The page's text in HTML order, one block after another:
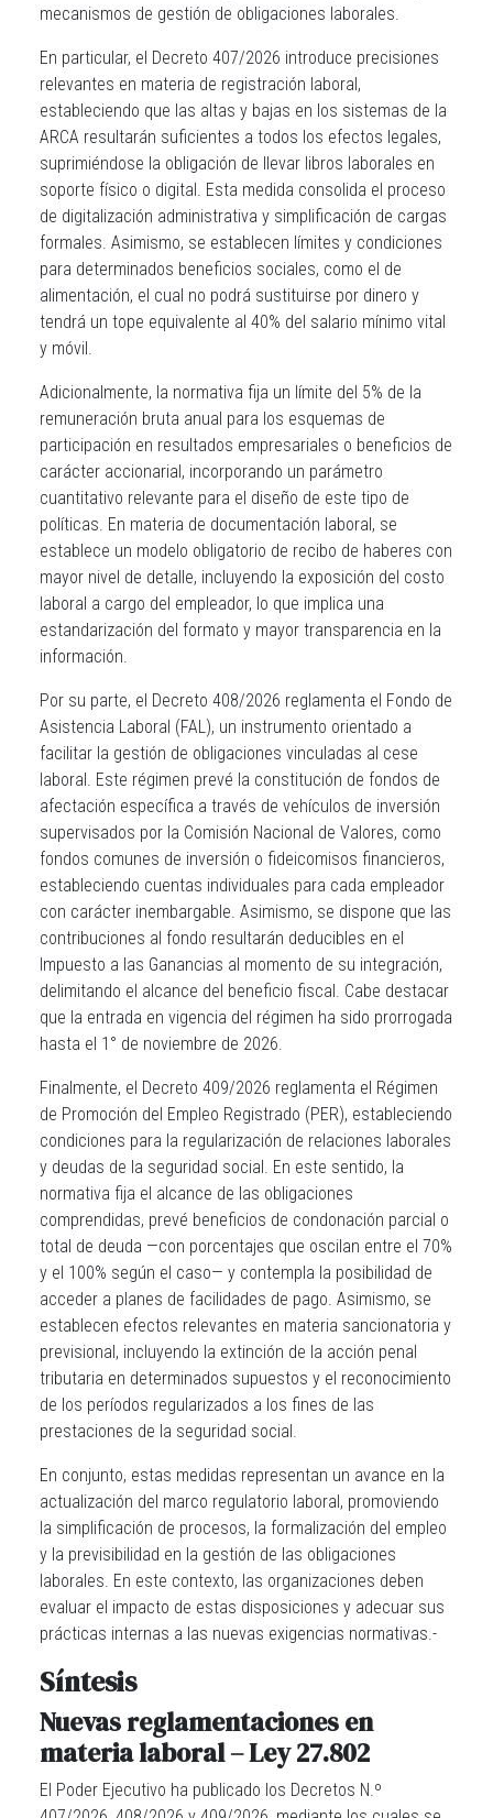
mecanismos de gestión de obligaciones laborales.
En particular, el Decreto 407/2026 introduce precisiones
relevantes en materia de registración laboral,
estableciendo que las altas y bajas en los sistemas de la
ARCA resultarán suficientes a todos los efectos legales,
suprimiéndose la obligación de llevar libros laborales en
soporte físico o digital. Esta medida consolida el proceso
de digitalización administrativa y simplificación de cargas
formales. Asimismo, se establecen límites y condiciones
para determinados beneficios sociales, como el de
alimentación, el cual no podrá sustituirse por dinero y
tendrá un tope equivalente al 40% del salario mínimo vital
y móvil.
Adicionalmente, la normativa fija un límite del 5% de la
remuneración bruta anual para los esquemas de
participación en resultados empresariales o beneficios de
carácter accionarial, incorporando un parámetro
cuantitativo relevante para el diseño de este tipo de
políticas. En materia de documentación laboral, se
establece un modelo obligatorio de recibo de haberes con
mayor nivel de detalle, incluyendo la exposición del costo
laboral a cargo del empleador, lo que implica una
estandarización del formato y mayor transparencia en la
información.
Por su parte, el Decreto 408/2026 reglamenta el Fondo de
Asistencia Laboral (FAL), un instrumento orientado a
facilitar la gestión de obligaciones vinculadas al cese
laboral. Este régimen prevé la constitución de fondos de
afectación específica a través de vehículos de inversión
supervisados por la Comisión Nacional de Valores, como
fondos comunes de inversión o fideicomisos financieros,
estableciendo cuentas individuales para cada empleador
con carácter inembargable. Asimismo, se dispone que las
contribuciones al fondo resultarán deducibles en el
Impuesto a las Ganancias al momento de su integración,
delimitando el alcance del beneficio fiscal. Cabe destacar
que la entrada en vigencia del régimen ha sido prorrogada
hasta el 1° de noviembre de 2026.
Finalmente, el Decreto 409/2026 reglamenta el Régimen
de Promoción del Empleo Registrado (PER), estableciendo
condiciones para la regularización de relaciones laborales
y deudas de la seguridad social. En este sentido, la
normativa fija el alcance de las obligaciones
comprendidas, prevé beneficios de condonación parcial o
total de deuda —con porcentajes que oscilan entre el 70%
y el 100% según el caso— y contempla la posibilidad de
acceder a planes de facilidades de pago. Asimismo, se
establecen efectos relevantes en materia sancionatoria y
previsional, incluyendo la extinción de la acción penal
tributaria en determinados supuestos y el reconocimiento
de los períodos regularizados a los fines de las
prestaciones de la seguridad social.
En conjunto, estas medidas representan un avance en la
actualización del marco regulatorio laboral, promoviendo
la simplificación de procesos, la formalización del empleo
y la previsibilidad en la gestión de las obligaciones
laborales. En este contexto, las organizaciones deben
evaluar el impacto de estas disposiciones y adecuar sus
prácticas internas a las nuevas exigencias normativas.-
Síntesis
Nuevas reglamentaciones en
materia laboral – Ley 27.802
El Poder Ejecutivo ha publicado los Decretos N.º